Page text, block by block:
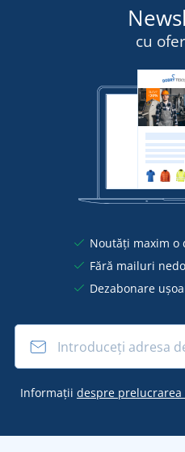
cu
Noutăți maxim o
Fără mailuri
Dezabonare
Informații despre